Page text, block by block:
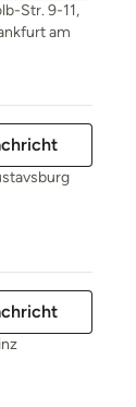
Str. 9-11,
am